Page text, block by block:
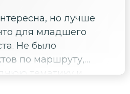
но лучше
для младшего
Не было
по маршруту,